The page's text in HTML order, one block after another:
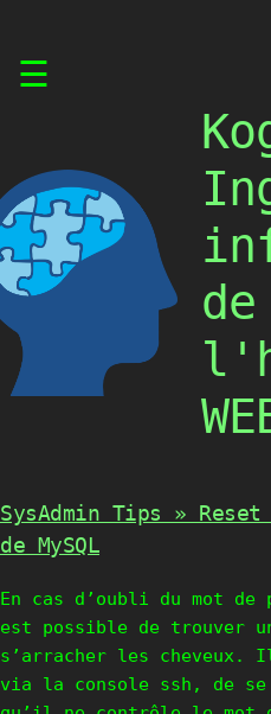
☰
de
SysAdmin Tips »
de MySQL
En cas d’oubli du mot de
est possible de trouver
s’arracher les
via la console ssh, de se